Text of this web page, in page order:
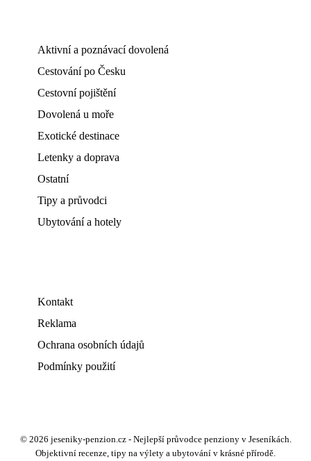
Aktivní a poznávací dovolená
Cestování po Česku
Cestovní pojištění
Dovolená u moře
Exotické destinace
Letenky a doprava
Ostatní
Tipy a průvodci
Ubytování a hotely
Kontakt
Reklama
Ochrana osobních údajů
Podmínky použití
© 2026 jeseniky-penzion.cz - Nejlepší průvodce penziony v Jeseníkách.
Objektivní recenze, tipy na výlety a ubytování v krásné přírodě.